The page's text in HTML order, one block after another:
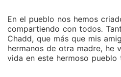
En el pueblo nos hemos
compartiendo con todos.
Chadd, que más que mis
hermanos de otra madre, he
vida en este hermoso pueblo